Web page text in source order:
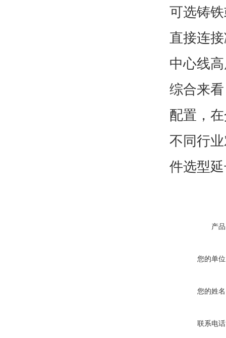
可选铸
直接连
中心线
综合来
配置，
不同行
件选型
产
您的单
您的姓
联系电